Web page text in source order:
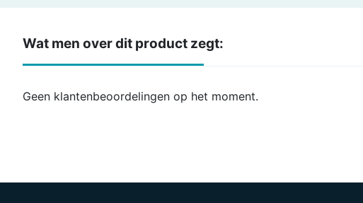
Wat men over dit product zegt:
Geen klantenbeoordelingen op het moment.